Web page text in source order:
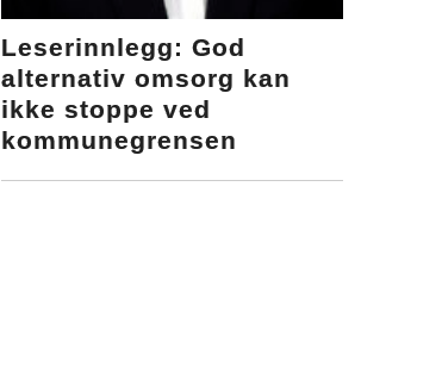
Leserinnlegg: God
alternativ omsorg kan
ikke stoppe ved
kommunegrensen